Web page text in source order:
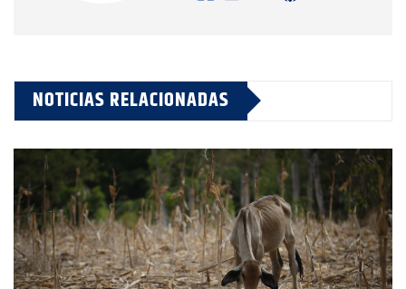
NOTICIAS RELACIONADAS